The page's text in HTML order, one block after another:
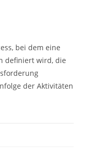
bei dem eine
definiert wird, die
der Aktivitäten